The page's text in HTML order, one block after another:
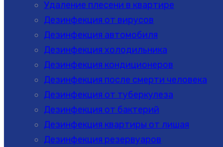
Удаление плесени в квартире
Дезинфекция от вирусов
Дезинфекция автомобиля
Дезинфекция холодильника
Дезинфекция кондиционеров
Дезинфекция после смерти человека
Дезинфекция от туберкулеза
Дезинфекция от бактерий
Дезинфекция квартиры от лишая
Дезинфекция резервуаров